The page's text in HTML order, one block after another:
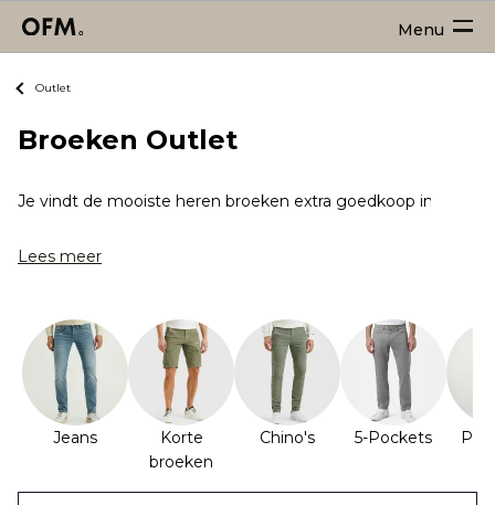
Menu
Outlet
Broeken Outlet
Je vindt de mooiste heren broeken extra goedkoop in de
Lees meer
Jeans
Korte
broeken
Chino's 5-Pockets